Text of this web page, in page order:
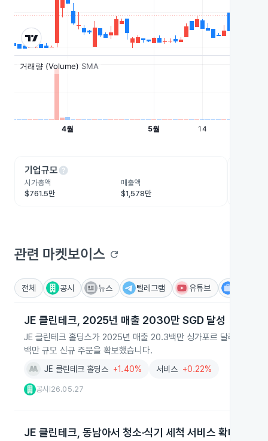
기업규모help
시가총액
$761.5만
매출액
$1,578만
관련 마켓보이스 refresh
전체 공시 뉴스 텔레그램 유튜브
JE 클린테크, 2025년 매출 2030만 SGD 달성
JE 클린테크 홀딩스가 2025년 매출 20.3백만 싱가포르 달러, 순이
백만 규모 신규 주문을 확보했습니다.
JE 클린테크 홀딩스 +1.40% 서비스 +0.22%
공시 26.05.27
JE 클린테크, 동남아서 청소·식기 세척 서비스 확대